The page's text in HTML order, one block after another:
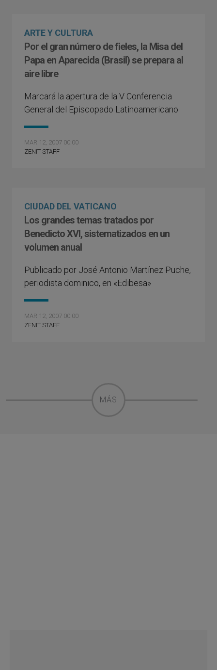
ARTE Y CULTURA
Por el gran número de fieles, la Misa del
Papa en Aparecida (Brasil) se prepara al
aire libre
Marcará la apertura de la V Conferencia
General del Episcopado Latinoamericano
MAR 12, 2007 00:00
ZENIT STAFF
CIUDAD DEL VATICANO
Los grandes temas tratados por
Benedicto XVI, sistematizados en un
volumen anual
Publicado por José Antonio Martínez Puche,
periodista dominico, en «Edibesa»
MAR 12, 2007 00:00
ZENIT STAFF
MÁS